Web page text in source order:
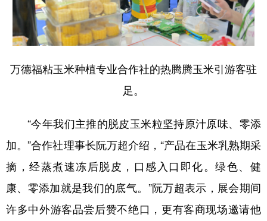
广东 广西 海南 重庆
四川 贵州 云南 西藏
陕西 甘肃 青海 宁夏
English Español Français عربى
Русский язык 日本語 한국어
Deutsch Português
万德福粘玉米种植专业合作社的热腾腾玉米引游客驻
足。
“今年我们主推的脱皮玉米粒坚持原汁原味、零添
加。”合作社理事长阮万超介绍，“产品在玉米乳熟期采
摘，经蒸煮速冻后脱皮，口感入口即化。绿色、健
康、零添加就是我们的底气。”阮万超表示，展会期间
许多中外游客品尝后赞不绝口，更有客商现场邀请他